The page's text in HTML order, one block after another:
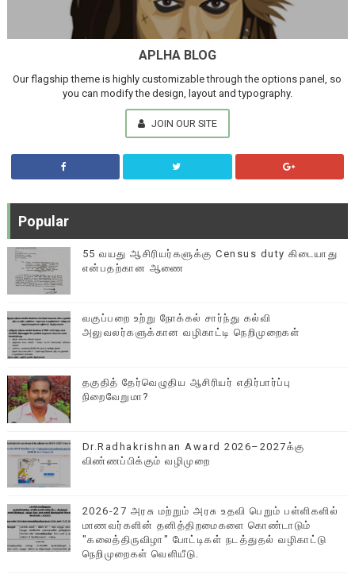
APLHA BLOG
Our flagship theme is highly customizable through the options panel, so
you can modify the design, layout and typography.
JOIN OUR SITE
Popular
55 வயது ஆசிரியர்களுக்கு Census duty கிடையாது
என்பதற்கான ஆணை
வகுப்பறை உற்று நோக்கல் சார்ந்து கல்வி
அலுவலர்களுக்கான வழிகாட்டி நெறிமுறைகள்
தகுதித் தேர்வெழுதிய ஆசிரியர் எதிர்பார்ப்பு
நிறைவேறுமா?
Dr.Radhakrishnan Award 2026–2027க்கு
விண்ணப்பிக்கும் வழிமுறை
2026-27 அரசு மற்றும் அரசு உதவி பெறும் பள்ளிகளில்
மாணவர்களின் தனித்திறமைகளை கொண்டாடும்
"கலைத்திருவிழா" போட்டிகள் நடத்துதல் வழிகாட்டு
நெறிமுறைகள் வெளியீடு.